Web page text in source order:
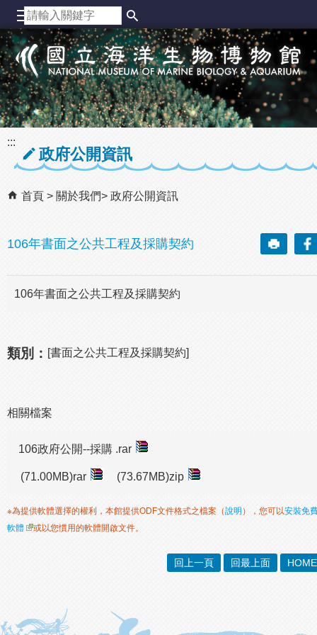
跳到主要內容區塊
:::
政府公開資訊
首頁 關於我們 政府公開資訊
106年書面之公共工程及採購契約
106年書面之公共工程及採購契約
類別： [書面之公共工程及採購契約]
相關檔案
106政府公開--採購 .rar
(71.00MB)rar (73.67MB)zip
※為提供軟體選擇的權利，本館提供ODF文件格式之檔案（說明 ），您可以安裝免
軟體
或以您慣用的軟體開啟文件。
回上一頁 回最上面 HOME